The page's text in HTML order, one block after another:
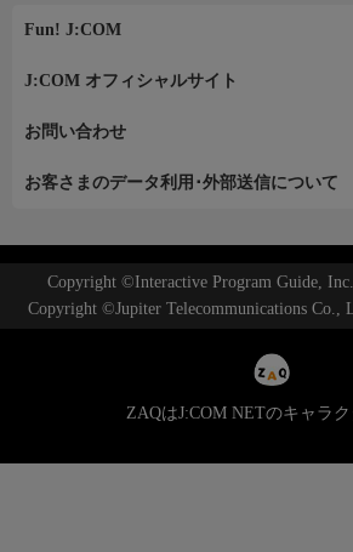
Fun! J:COM
J:COM オフィシャルサイト
お問い合わせ
お客さまのデータ利用･外部送信について
Copyright ©Interactive Program Guide,
Copyright ©Jupiter Telecommunications Co.,
ZAQはJ:COM NETのキャラ